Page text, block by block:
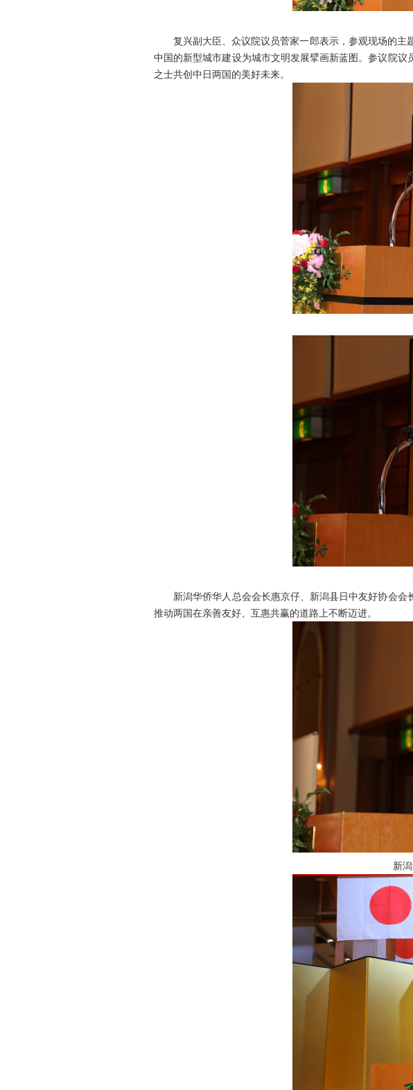
复兴副大臣、众议院议员菅家一郎表示，参观现场的主
中国的新型城市建设为城市文明发展擘画新蓝图。参议院
之士共创中日两国的美好未来。
新潟华侨华人总会会长惠京仔、新潟县日中友好协会会
推动两国在亲善友好、互惠共赢的道路上不断迈进。
新